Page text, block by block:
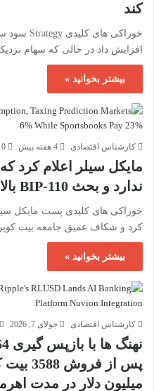
کند
افزایش داد در حالی که سهام
بیشتر بخوانید »
کارشناس اقتصادی 4 هفته پیش 0
مایکل سیلر اعلام کرد
ندارد و بحث BIP-110 بالا گرفته است.
کرد و شکاف عمیق جامعه بیت
بیشتر بخوانید »
کارشناس اقتصادی جولای 7, 2026
میلیون دلار در مدت